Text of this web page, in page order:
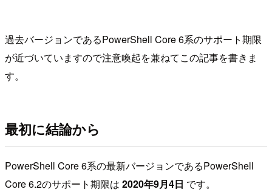
過去バージョンであるPowerShell Core 6系のサポート期限
が近づいていますので注意喚起を兼ねてこの記事を書きま
す。
最初に結論から
PowerShell Core 6系の最新バージョンであるPowerShell
Core 6.2のサポート期限は 2020年9月4日 です。